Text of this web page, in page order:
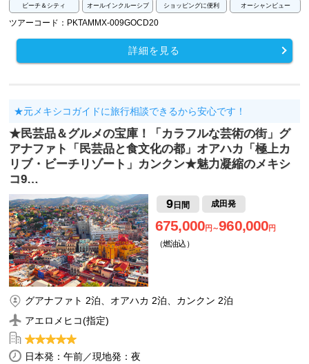
ビーチ＆シティ オールインクルーシブ ショッピングに便利 オーシャンビュー
ツアーコード：PKTAMMX-009GOCD20
詳細を見る
★元メキシコガイドに旅行相談できるから安心です！
★民芸品＆グルメの宝庫！「カラフルな芸術の街」グ
アナファト「民芸品と食文化の都」オアハカ「極上カ
リブ・ビーチリゾート」カンクン★魅力凝縮のメキシ
コ9…
9日間 成田発
675,000円～960,000円
（燃油込）
グアナファト 2泊、オアハカ 2泊、カンクン 2泊
アエロメヒコ(指定)
日本発：午前／現地発：夜